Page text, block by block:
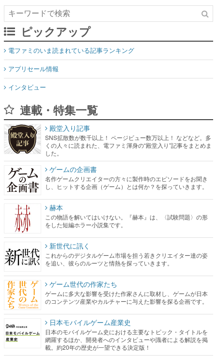
ピックアップ
電ファミのいま読まれている記事ランキング
アプリセール情報
インタビュー
連載・特集一覧
殿堂入り記事
SNS拡散数が数千以上！ ページビュー数万以上！ などなど。多
くの人々に読まれた、電ファミ渾身の“殿堂入り”記事をまとめま
した。
ゲームの企画書
名作ゲームクリエイターの方々に製作時のエピソードをお聞き
し、ヒットする企画（ゲーム）とは何か？を探っていきます。
赫本
この物語を解いてはいけない。『赫本』は、〈試験問題〉の形
をした短編ホラー小説集です。
新世代に訊く
これからのデジタルゲーム市場を担う若きクリエイター達の姿
を追い、彼らのルーツと情熱を探っていきます。
ゲーム世代の作家たち
ゲームに多大な影響を受けた作家さんに取材し、ゲームが日本
のコンテンツ産業やカルチャーに与えた影響を探る企画です。
日本モバイルゲーム産業史
日本のモバイルゲーム史における主要なトピック・タイトルを
網羅するほか、開発者へのインタビューや識者による解説を掲
載。約20年の歴史が一望できる決定版！